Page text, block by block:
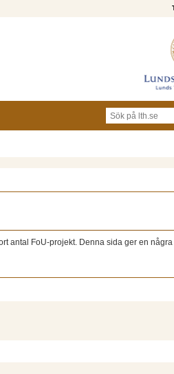
antal FoU-projekt. Denna sida ger en